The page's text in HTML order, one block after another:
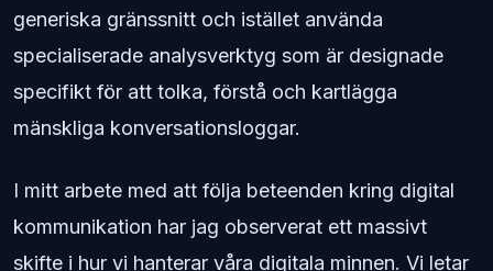
generiska gränssnitt och istället använda
specialiserade analysverktyg som är designade
specifikt för att tolka, förstå och kartlägga
mänskliga konversationsloggar.
I mitt arbete med att följa beteenden kring digital
kommunikation har jag observerat ett massivt
skifte i hur vi hanterar våra digitala minnen. Vi letar